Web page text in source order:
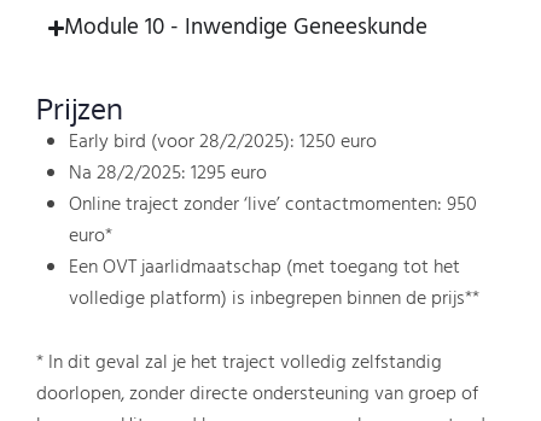
Module 10 - Inwendige Geneeskunde
Prijzen
Early bird (voor 28/2/2025): 1250 euro
Na 28/2/2025: 1295 euro
Online traject zonder ‘live’ contactmomenten: 950
euro*
Een OVT jaarlidmaatschap (met toegang tot het
volledige platform) is inbegrepen binnen de prijs**
* In dit geval zal je het traject volledig zelfstandig
doorlopen, zonder directe ondersteuning van groep of